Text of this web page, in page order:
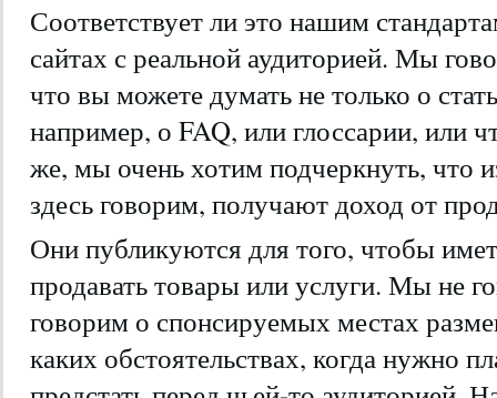
Соответствует ли это нашим
сайтах с реальной аудиторией. Мы
что вы можете думать не только о
например, о FAQ, или глоссарии, или
же, мы очень хотим подчеркнуть, что
здесь говорим, получают доход от
Они публикуются для того, чтобы
продавать товары или услуги. Мы не
говорим о спонсируемых местах
каких обстоятельствах, когда нужно